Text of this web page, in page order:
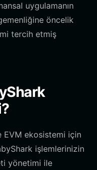
uygulamanın
öncelik
tercih etmiş
EVM ekosistemi için
işlemlerinizin
yönetimi ile